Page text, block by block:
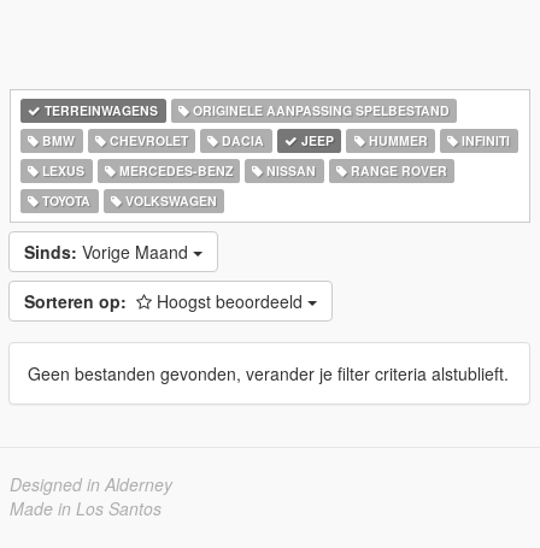
TERREINWAGENS
ORIGINELE AANPASSING SPELBESTAND
BMW
CHEVROLET DACIA JEEP HUMMER
INFINITI
LEXUS
MERCEDES-BENZ NISSAN
RANGE ROVER
TOYOTA
VOLKSWAGEN
Sinds: Vorige Maand
Sorteren op: Hoogst beoordeeld
Geen bestanden gevonden, verander je filter criteria alstublieft.
Designed in Alderney
Made in Los Santos